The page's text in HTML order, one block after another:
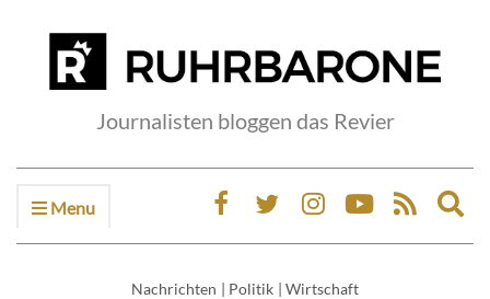
Journalisten bloggen das Revier
Menu
Nachrichten | Politik | Wirtschaft